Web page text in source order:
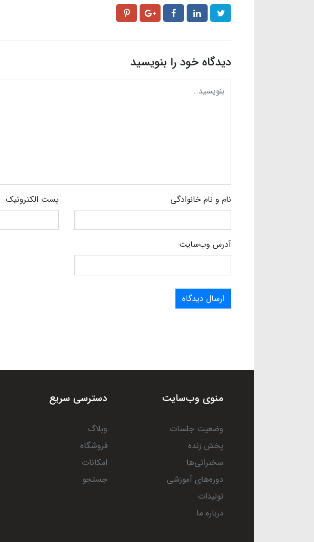
دیدگاه خود را بنویسید
نام و نام خانوادگی پست الکترونیک
آدرس وب‌سایت
ارسال دیدگاه
منوی وب‌سایت
وضعیت جلسات
پخش زنده
سخنرانی‌ها
دوره‌های آموزشی
تولیدات
درباره ما
دسترسی سریع
وبلاگ
فروشگاه
امکانات
جستجو